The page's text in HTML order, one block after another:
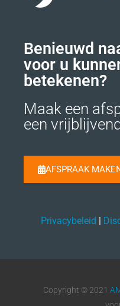
Benieuwd
voor u
betekenen?
Maak een
een
AFSPRAAK MAKEN
Privacybeleid
Copyright © 2021